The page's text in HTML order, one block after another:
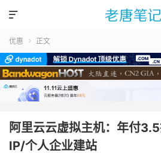

优惠  正文
阿里云云虚拟主机：年付
IP/个人企业建站